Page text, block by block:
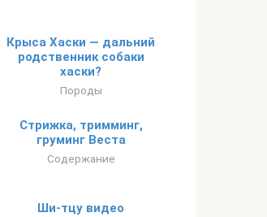
Крыса Хаски — дальний
родственник собаки
хаски?
Породы
Стрижка, тримминг,
груминг Веста
Содержание
Ши-тцу видео